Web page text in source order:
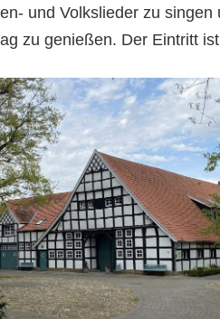
und Volkslieder zu singen
zu genießen. Der Eintritt